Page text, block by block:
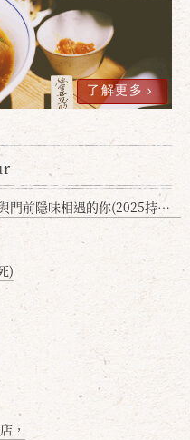
了解更多
隱味相遇的你(2025持續更新
)
，